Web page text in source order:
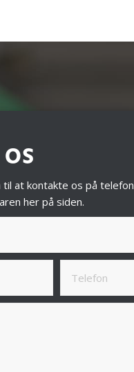
til at kontakte os på telefon
her på siden.